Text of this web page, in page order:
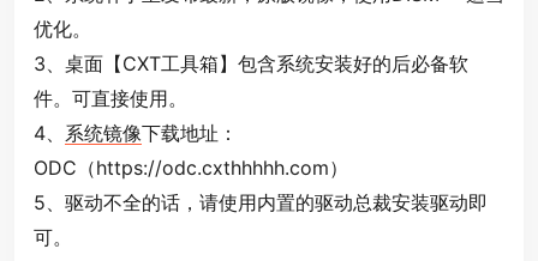
优化。
3、桌面【CXT工具箱】包含系统安装好的后必备软
件。可直接使用。
4、 系统镜像下载地址：
ODC（https://odc.cxthhhhh.com）
5、驱动不全的话，请使用内置的驱动总裁安装驱动即
可。